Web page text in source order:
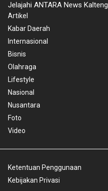
Jelajahi ANTARA News Kalteng
Artikel
Kabar Daerah
Internasional
Bisnis
Olahraga
Lifestyle
Nasional
Nusantara
Foto
Video
Ketentuan Penggunaan
Kebijakan Privasi